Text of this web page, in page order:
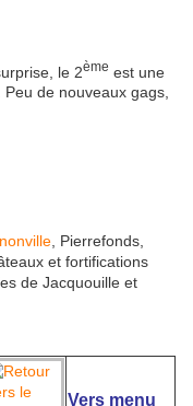
le 2ème est une
de nouveaux gags,
, Pierrefonds,
et fortifications
de Jacquouille et
Vers menu